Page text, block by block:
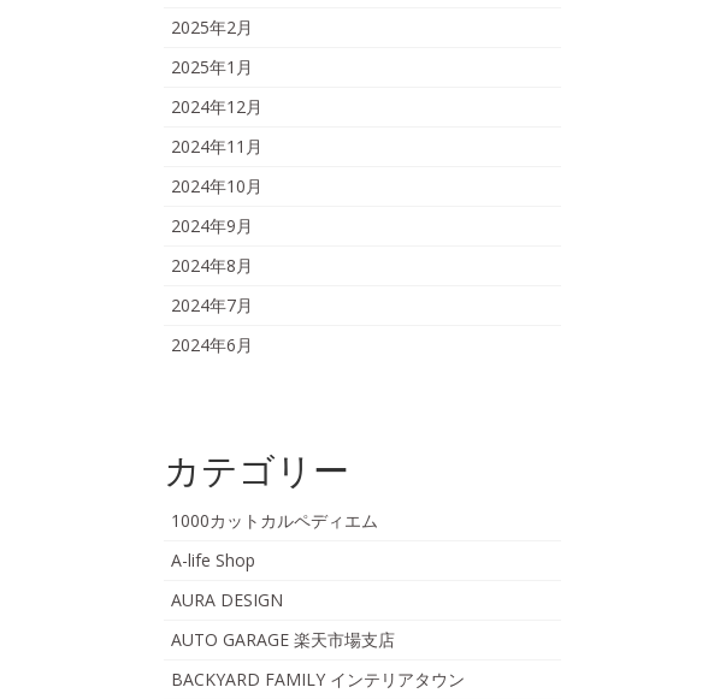
2025年2月
2025年1月
2024年12月
2024年11月
2024年10月
2024年9月
2024年8月
2024年7月
2024年6月
カテゴリー
1000カットカルペディエム
A-life Shop
AURA DESIGN
AUTO GARAGE 楽天市場支店
BACKYARD FAMILY インテリアタウン